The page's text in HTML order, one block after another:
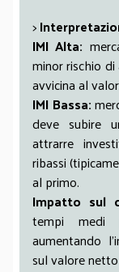
>
IMI Alta:
minor rischio
avvicina al
IMI Bassa:
deve subire
attrarre
ribassi
al primo.
Impatto sul
tempi medi
aumentando
sul valore